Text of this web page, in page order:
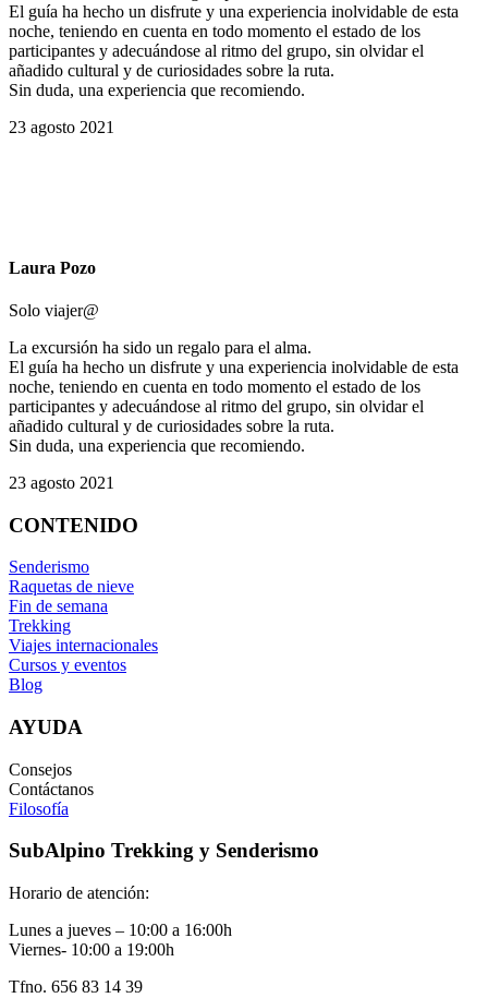
El guía ha hecho un disfrute y una experiencia inolvidable de esta
noche, teniendo en cuenta en todo momento el estado de los
participantes y adecuándose al ritmo del grupo, sin olvidar el
añadido cultural y de curiosidades sobre la ruta.
Sin duda, una experiencia que recomiendo.
23 agosto 2021
Laura Pozo
Solo viajer@
La excursión ha sido un regalo para el alma.
El guía ha hecho un disfrute y una experiencia inolvidable de esta
noche, teniendo en cuenta en todo momento el estado de los
participantes y adecuándose al ritmo del grupo, sin olvidar el
añadido cultural y de curiosidades sobre la ruta.
Sin duda, una experiencia que recomiendo.
23 agosto 2021
CONTENIDO
Senderismo
Raquetas de nieve
Fin de semana
Trekking
Viajes internacionales
Cursos y eventos
Blog
AYUDA
Consejos
Contáctanos
Filosofía
SubAlpino Trekking y Senderismo
Horario de atención:
Lunes a jueves – 10:00 a 16:00h
Viernes- 10:00 a 19:00h
Tfno. 656 83 14 39